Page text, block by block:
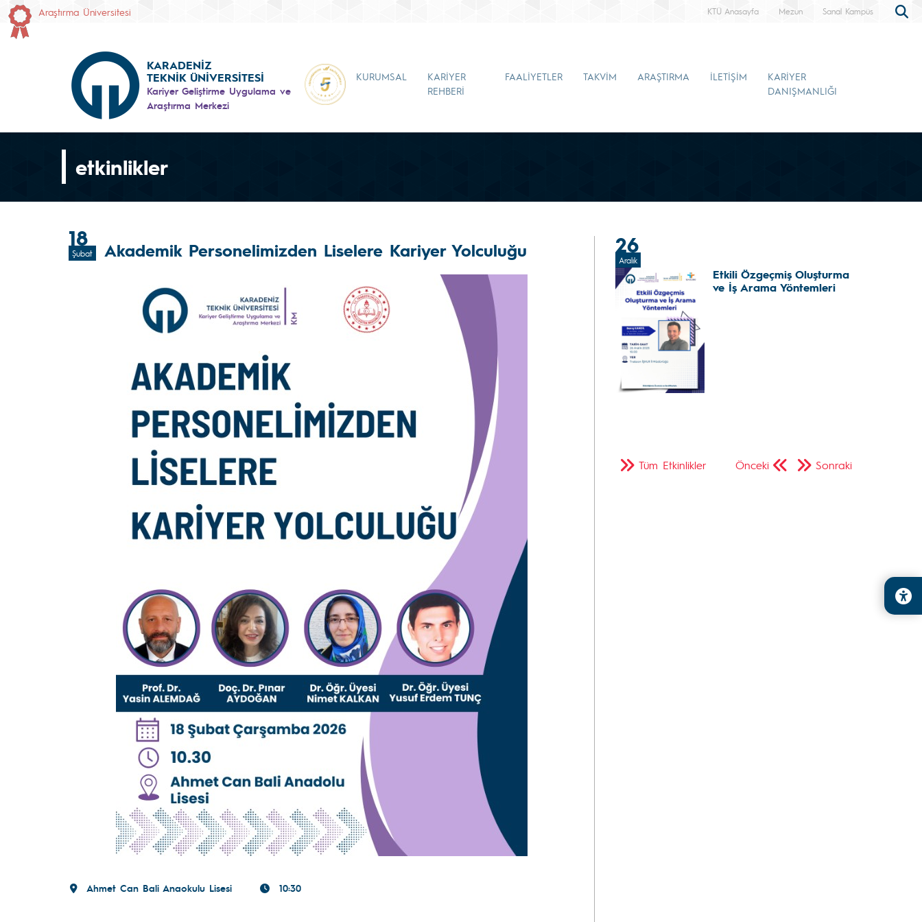
Araştırma Üniversitesi KTÜ Anasayfa Mezun Sanal Kampüs
KARADENİZ
TEKNİK ÜNİVERSİTESİ
Kariyer Geliştirme Uygulama ve
Araştırma Merkezi
KURUMSAL
KARİYER
REHBERİ
FAALİYETLER TAKVİM ARAŞTIRMA İLETİŞİM
KARİYER
DANIŞMANLIĞI
etkinlikler
18
Şubat Akademik Personelimizden Liselere Kariyer Yolculuğu
Ahmet Can Bali Anaokulu Lisesi 10:30
26
Aralık
Etkili Özgeçmiş Oluşturma
ve İş Arama Yöntemleri
Önceki Sonraki
Tüm Etkinlikler